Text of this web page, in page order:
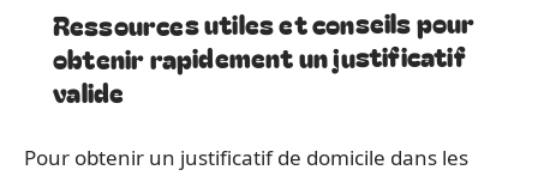
Ressources utiles et conseils pour
obtenir rapidement un justificatif
valide
Pour obtenir un justificatif de domicile dans les